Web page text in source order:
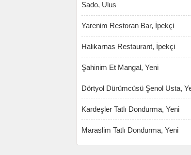
Sado, Ulus
Yarenim Restoran Bar, İpekçi
Halikarnas Restaurant, İpekçi
Şahinim Et Mangal, Yeni
Dörtyol Dürümcüsü Şenol Usta,
Kardeşler Tatlı Dondurma, Yeni
Maraslim Tatlı Dondurma, Yeni